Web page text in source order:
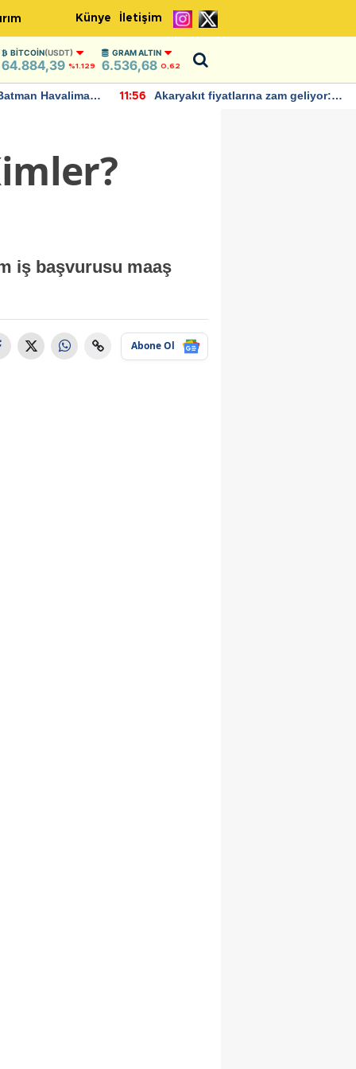
Künye İletişim
BITCOIN(USDT)
64.884,39 %1.129
GRAM ALTIN
6.536,68 0,62
Havalimanı
11:56
Akaryakıt fiyatlarına zam geliyor:
iş başvurusu maaş
Abone Ol